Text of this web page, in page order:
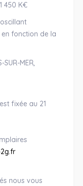
450 K€
fonction de la
SUR-MER,
fixée au 21
nous vous